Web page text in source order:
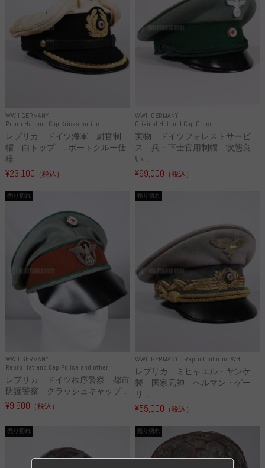
WWII GERMANY
Repro Hat and Cap Kriegsmarine
レプリカ ドイツ海軍 尉官制
帽 白トップ Uボートクルー仕
様
¥23,100 （税込）
WWII GERMANY
Original Hat and Cap Other
実物 ドイツフォレストサービ
ス 兵・下士官用制帽 状態良
い...
¥99,000 （税込）
WWII GERMANY
Repro Hat and Cap Police and other
売り切れ
レプリカ ドイツ秩序警察 都市
防護警察 クラッシュキャップ...
¥9,900 （税込）
WWII GERMANY Repro Uniforms WH
売り切れ
レプリカ ミヒャエル・ヤンケ
製 国家元帥 ヘルマン・ゲー
リ...
¥55,000 （税込）
売り切れ 売り切れ